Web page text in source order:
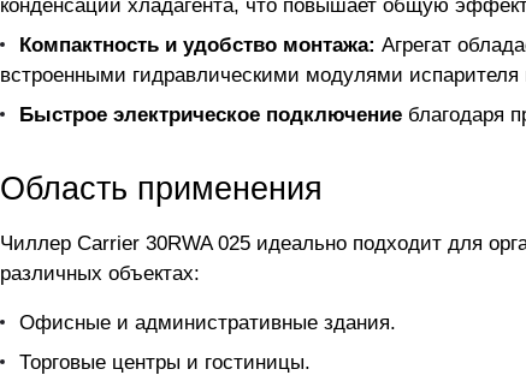
конденсации хладагента, что повышает общую
Компактность и удобство монтажа: Агрегат
встроенными гидравлическими модулями испарителя
Быстрое электрическое подключение благодаря
Область применения
Чиллер Carrier 30RWA 025 идеально подходит для
различных объектах:
Офисные и административные здания.
Торговые центры и гостиницы.